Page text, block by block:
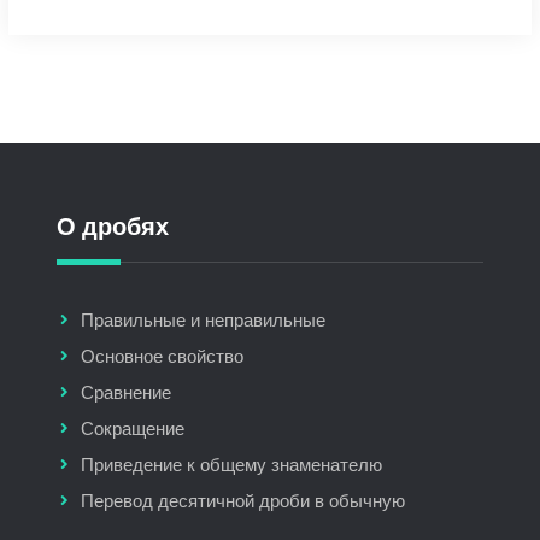
О дробях
Правильные и неправильные
Основное свойство
Сравнение
Сокращение
Приведение к общему знаменателю
Перевод десятичной дроби в обычную